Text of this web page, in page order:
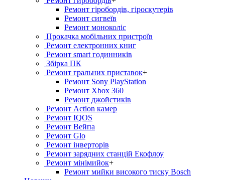
Ремонт гіробордів, гіроскутерів
Ремонт сигвеїв
Ремонт моноколіс
Прокачка мобільних пристроїв
Ремонт електронних книг
Ремонт smart годинників
Збірка ПК
Ремонт гральних приставок+
Ремонт Sony PlayStation
Ремонт Xbox 360
Ремонт джойстиків
Ремонт Action камер
Ремонт IQOS
Ремонт Вейпа
Ремонт Glo
Ремонт інверторів
Ремонт зарядних станцій Екофлоу
Ремонт мiнiмийок+
Ремонт мийки високого тиску Bosch